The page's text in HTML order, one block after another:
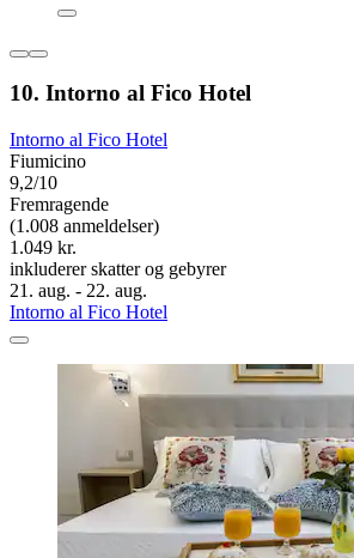
10. Intorno al Fico Hotel
Intorno al Fico Hotel
Fiumicino
9,2/10
Fremragende
(1.008 anmeldelser)
1.049 kr.
inkluderer skatter og gebyrer
21. aug. - 22. aug.
Intorno al Fico Hotel